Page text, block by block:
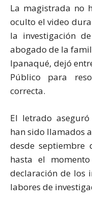
La magistrada no
oculto el video
la investigación
abogado de la
Ipanaqué, dejó
Público para
correcta.
El letrado
han sido llamados
desde septiembre
hasta el
declaración de los
labores de